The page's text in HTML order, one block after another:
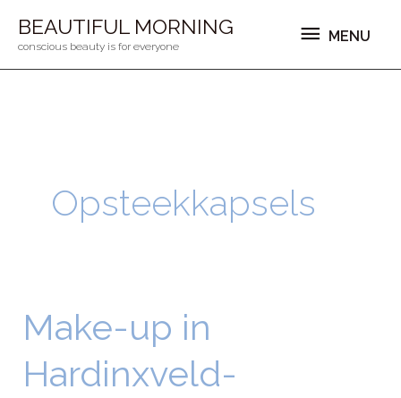
naarBEAUTIFUL MORNING
conscious beauty is for everyone
MENU
MENU
Opsteekkapsels
Make-up in
Hardinxveld-
Make-
up
in